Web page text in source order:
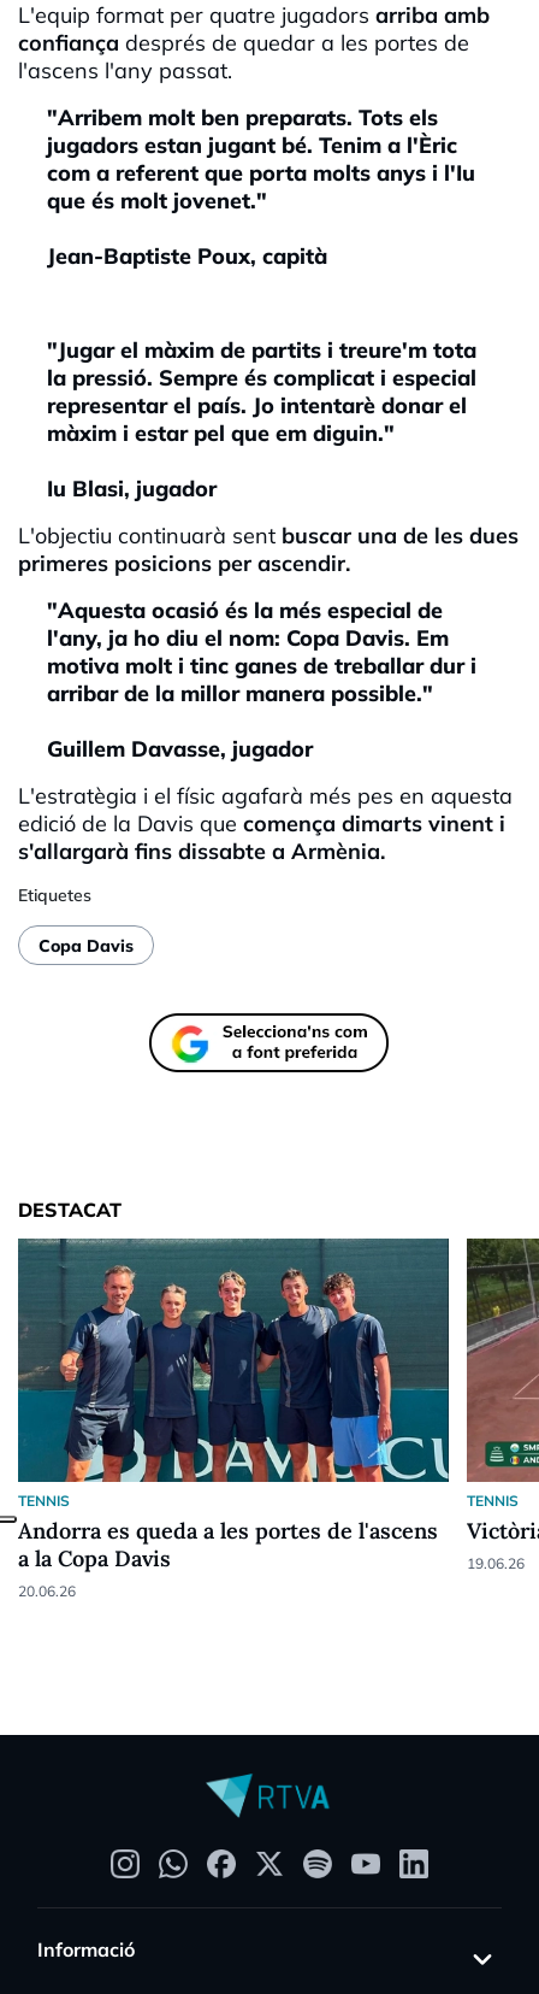
L'equip format per quatre jugadors arriba amb
confiança després de quedar a les portes de
l'ascens l'any passat.
"Arribem molt ben preparats. Tots els
jugadors estan jugant bé. Tenim a l'Èric
com a referent que porta molts anys i l'Iu
que és molt jovenet."
Jean-Baptiste Poux, capità
"Jugar el màxim de partits i treure'm tota
la pressió. Sempre és complicat i especial
representar el país. Jo intentarè donar el
màxim i estar pel que em diguin."
Iu Blasi, jugador
L'objectiu continuarà sent buscar una de les dues
primeres posicions per ascendir.
"Aquesta ocasió és la més especial de
l'any, ja ho diu el nom: Copa Davis. Em
motiva molt i tinc ganes de treballar dur i
arribar de la millor manera possible."
Guillem Davasse, jugador
L'estratègia i el físic agafarà més pes en aquesta
edició de la Davis que comença dimarts vinent i
s'allargarà fins dissabte a Armènia.
Etiquetes
Copa Davis
DESTACAT
TENNIS
Andorra es queda a les portes de l'ascens
a la Copa Davis
20.06.26
TENNIS
19.06.26
Informació